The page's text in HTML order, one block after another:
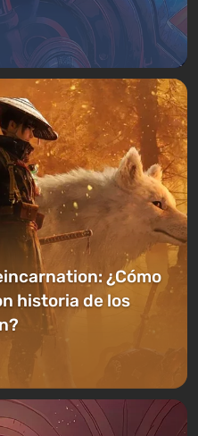
¿Cómo
historia de los